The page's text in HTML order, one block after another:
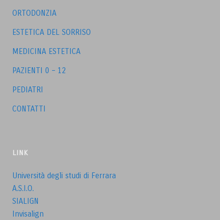
ORTODONZIA
ESTETICA DEL SORRISO
MEDICINA ESTETICA
PAZIENTI 0 – 12
PEDIATRI
CONTATTI
LINK
Università degli studi di Ferrara
A.S.I.O.
SIALIGN
Invisalign